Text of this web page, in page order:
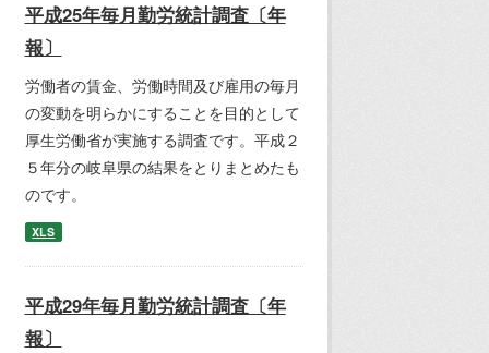
平成25年毎月勤労統計調査〔年
報〕
労働者の賃金、労働時間及び雇用の毎月
の変動を明らかにすることを目的として
厚生労働省が実施する調査です。平成２
５年分の岐阜県の結果をとりまとめたも
のです。
XLS
平成29年毎月勤労統計調査〔年
報〕